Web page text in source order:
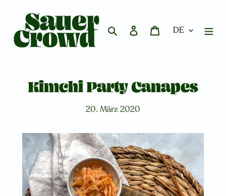
Inhalt
Suchen EinloggenWarenkorb
Kimchi Party Canapes
20. März 2020